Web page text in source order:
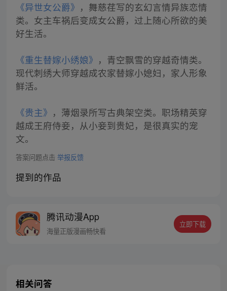
《异世女公爵》 ，舞慈荏写的玄幻言情异族恋情
类。女主车祸后变成女公爵，过上随心所欲的美
好生活。
《重生替嫁小绣娘》 ，青空飘雪的穿越奇情类。
现代刺绣大师穿越成农家替嫁小媳妇，家人形象
鲜活。
《贵主》 ，薄烟录所写古典架空类。职场精英穿
越成王府侍妾，从小妾到贵妃，是很真实的宠
文。
答案问题点击 举报反馈
提到的作品
腾讯动漫App
海量正版漫画畅快看
立即下载
相关问答